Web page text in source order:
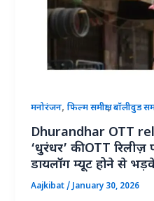
मनोरंजन,फिल्म समीक्षा,बॉलीवुड
Dhurandhar OTT
‘धुरंधर’ की OTT
डायलॉग म्यूट होने से
Aajkibat/January 30, 2026